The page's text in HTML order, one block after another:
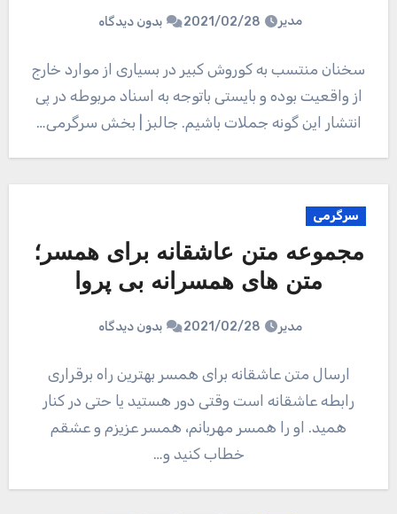
مدیر 2021/02/28 بدون دیدگاه
سخنان منتسب به کوروش کبیر در بسیاری از موارد خارج
از واقعیت بوده و بایستی باتوجه به اسناد مربوطه در پی
انتشار این گونه جملات باشیم. جالبز | بخش سرگرمی…
سرگرمی
مجموعه متن عاشقانه برای همسر؛
متن های همسرانه بی پروا
مدیر 2021/02/28 بدون دیدگاه
ارسال متن عاشقانه برای همسر بهترین راه برقراری
رابطه عاشقانه است وقتی دور هستید یا حتی در کنار
همید. او را همسر مهربانم، همسر عزیزم و عشقم
خطاب کنید و…